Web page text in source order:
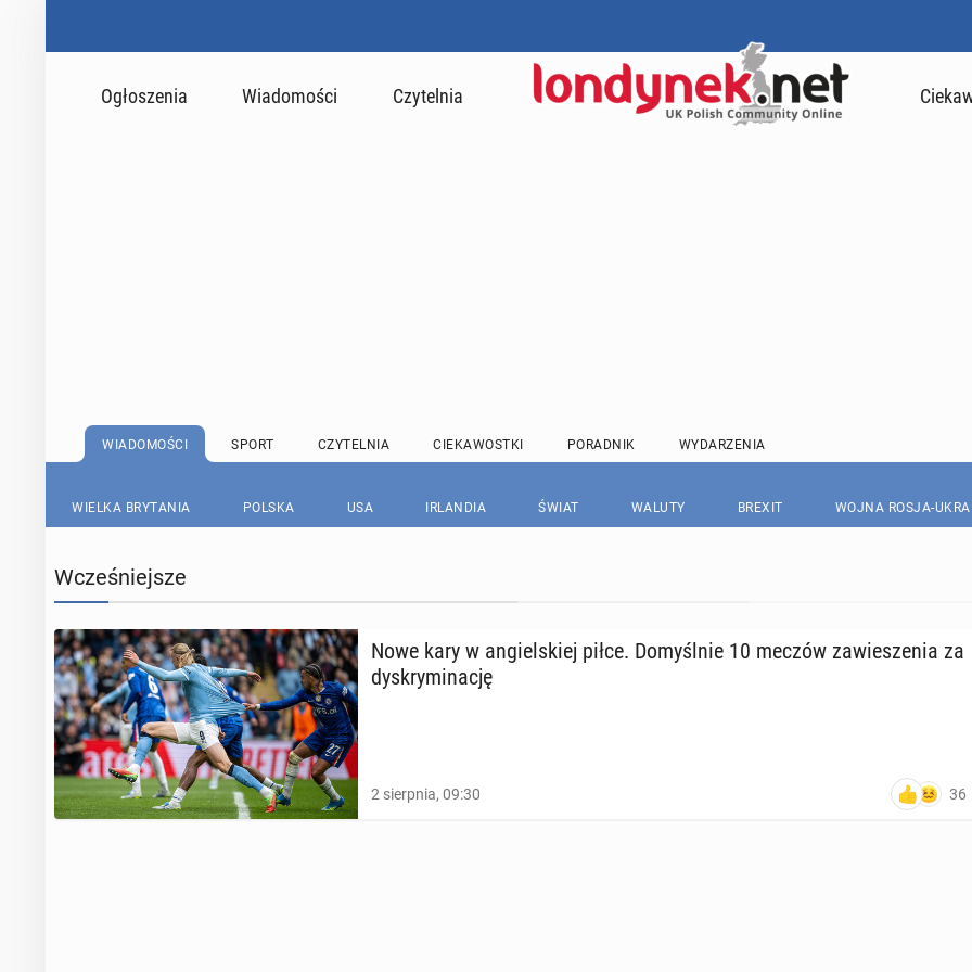
Ogłoszenia Wiadomości Czytelnia
WIADOMOŚCI SPORT CZYTELNIA CIEKAWOSTKI PORADNIK WYDARZENIA
WIELKA BRYTANIA POLSKA USA IRLANDIA ŚWIAT WALUTY BREXIT WOJNA ROSJA-
Wcześniejsze
Nowe kary w an­giel­skiej piłce. Do­myśl­nie 10 meczów za­wie­sze­nia za
dys­kry­mi­na­cję
2 sierpnia, 09:30 36